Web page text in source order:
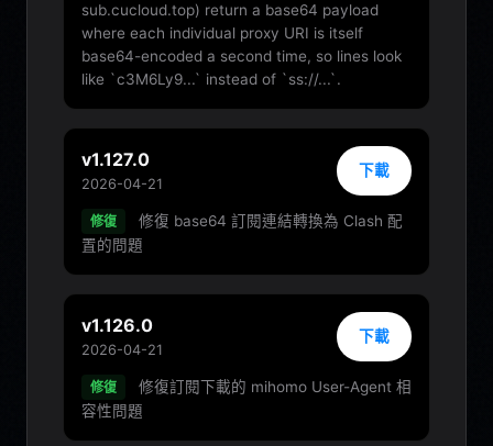
sub.cucloud.top) return a base64 payload
where each individual proxy URI is itself
base64-encoded a second time, so lines look
like `c3M6Ly9...` instead of `ss://...`.
v1.127.0
2026-04-21
下載
修復
修復 base64 訂閱連結轉換為 Clash 配
置的問題
v1.126.0
2026-04-21
下載
修復
修復訂閱下載的 mihomo User-Agent 相
容性問題